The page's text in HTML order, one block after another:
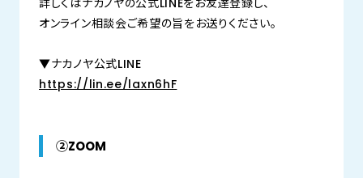
詳しくはナカノヤの公式LINEをお友達登録し、
オンライン相談会ご希望の旨をお送りください。
▼ナカノヤ公式LINE
https://lin.ee/laxn6hF
②ZOOM